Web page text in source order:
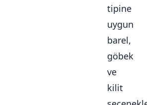
tipine
uygun
barel,
göbek
ve
kilit